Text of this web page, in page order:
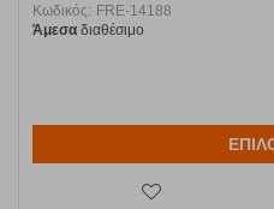
Κωδικός: FRE-14188
Άμεσα διαθέσιμο